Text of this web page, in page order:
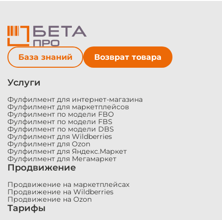
База знаний Возврат товара
Услуги
Фулфилмент для интернет-магазина
Фулфилмент для маркетплейсов
Фулфилмент по модели FBO
Фулфилмент по модели FBS
Фулфилмент по модели DBS
Фулфилмент для Wildberries
Фулфилмент для Ozon
Фулфилмент для Яндекс.Маркет
Фулфилмент для Мегамаркет
Продвижение
Продвижение на маркетплейсах
Продвижение на Wildberries
Продвижение на Ozon
Тарифы